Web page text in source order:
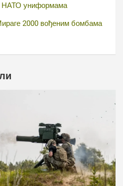
НАТО униформама
2000 вођеним бомбама